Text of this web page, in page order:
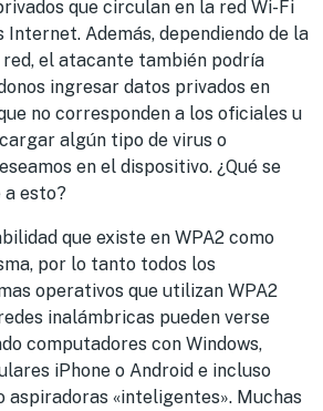
que circulan en la red Wi-Fi
Además, dependiendo de la
el atacante también podría
ingresar datos privados en
no corresponden a los oficiales u
algún tipo de virus o
en el dispositivo. ¿Qué se
esto?
que existe en WPA2 como
por lo tanto todos los
operativos que utilizan WPA2
inalámbricas pueden verse
computadores con Windows,
iPhone o Android e incluso
aspiradoras «inteligentes». Muchas